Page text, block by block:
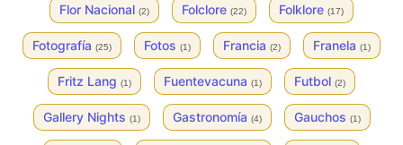
Flor Nacional (2) Folclore (22) Folklore (17)
Fotografía (25) Fotos (1) Francia (2) Franela (1)
Fritz Lang (1) Fuentevacuna (1) Futbol (2)
Gallery Nights (1) Gastronomía (4) Gauchos (1)